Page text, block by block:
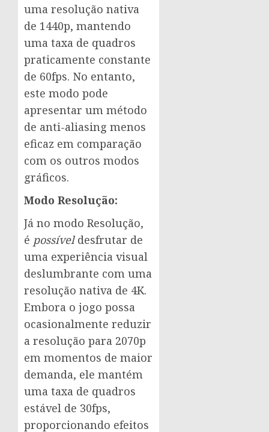
uma resolução nativa
de 1440p, mantendo
uma taxa de quadros
praticamente constante
de 60fps. No entanto,
este modo pode
apresentar um método
de anti-aliasing menos
eficaz em comparação
com os outros modos
gráficos.
Modo Resolução:
Já no modo Resolução,
é possíveldesfrutar de
uma experiência visual
deslumbrante com uma
resolução nativa de 4K.
Embora o jogo possa
ocasionalmente reduzir
a resolução para 2070p
em momentos de maior
demanda, ele mantém
uma taxa de quadros
estável de 30fps,
proporcionando efeitos